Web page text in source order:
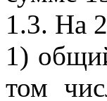
1.3. На
1)
том